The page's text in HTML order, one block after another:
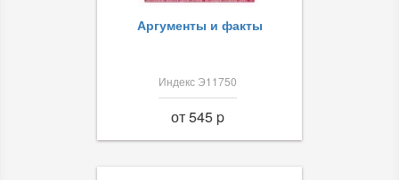
Аргументы и факты
Индекс Э11750
от 545 p